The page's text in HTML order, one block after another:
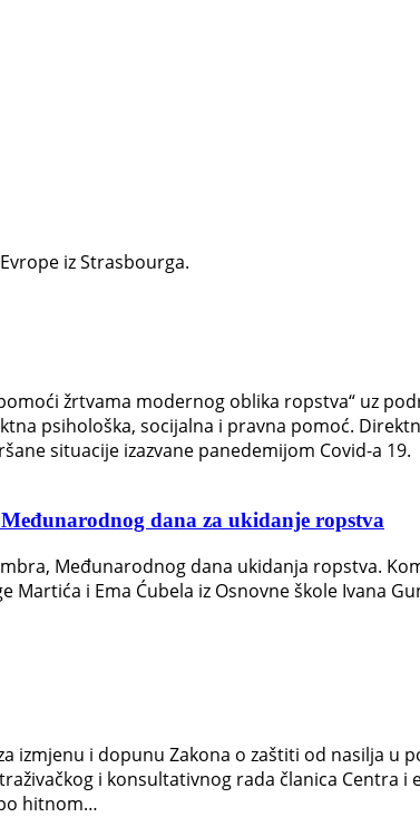
iz Strasbourga.
žrtvama modernog oblika ropstva“ uz
psihološka, socijalna i pravna pomoć.
situacije izazvane panedemijom Covid-a 19.
dana za ukidanje ropstva
Međunarodnog dana ukidanja ropstva.
i Ema Ćubela iz Osnovne škole Ivana
izmjenu i dopunu Zakona o zaštiti od nasilja u
i konsultativnog rada članica Centra i
hitnom…